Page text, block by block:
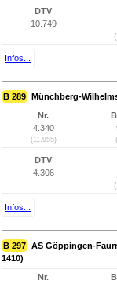
DTV
10.749
Infos...
B 289 Münchberg-
Nr.
4.340
(11.955)
DTV
4.306
Infos...
B 297 AS Göppingen-
1410)
Nr.